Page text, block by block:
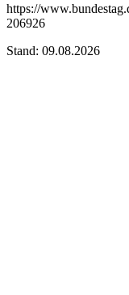
https://
206926
Stand: 09.08.2026